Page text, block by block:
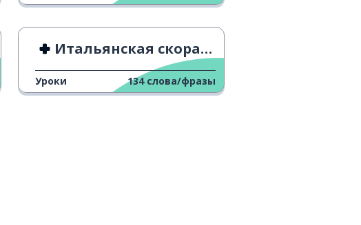
Итальянская скорая помощь
Уроки 134 слова/фразы